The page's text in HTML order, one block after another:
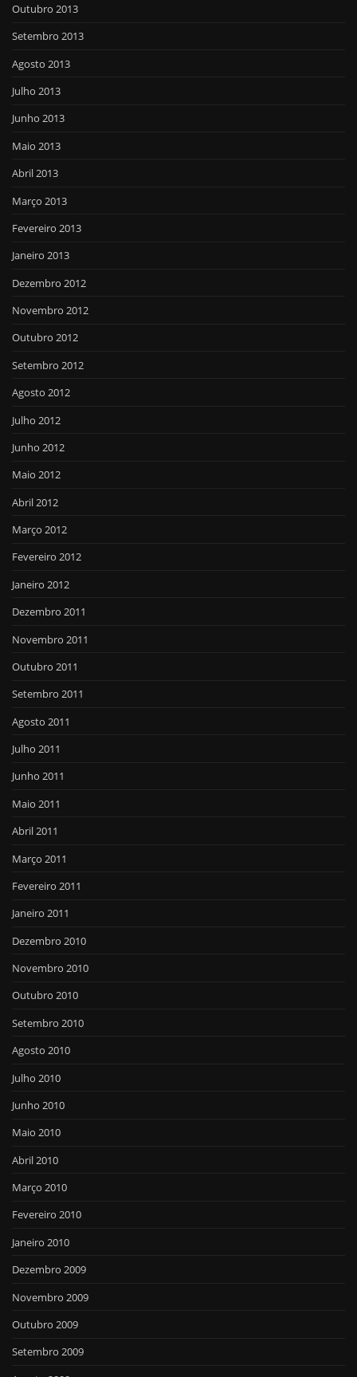
Outubro 2013
Setembro 2013
Agosto 2013
Julho 2013
Junho 2013
Maio 2013
Abril 2013
Março 2013
Fevereiro 2013
Janeiro 2013
Dezembro 2012
Novembro 2012
Outubro 2012
Setembro 2012
Agosto 2012
Julho 2012
Junho 2012
Maio 2012
Abril 2012
Março 2012
Fevereiro 2012
Janeiro 2012
Dezembro 2011
Novembro 2011
Outubro 2011
Setembro 2011
Agosto 2011
Julho 2011
Junho 2011
Maio 2011
Abril 2011
Março 2011
Fevereiro 2011
Janeiro 2011
Dezembro 2010
Novembro 2010
Outubro 2010
Setembro 2010
Agosto 2010
Julho 2010
Junho 2010
Maio 2010
Abril 2010
Março 2010
Fevereiro 2010
Janeiro 2010
Dezembro 2009
Novembro 2009
Outubro 2009
Setembro 2009